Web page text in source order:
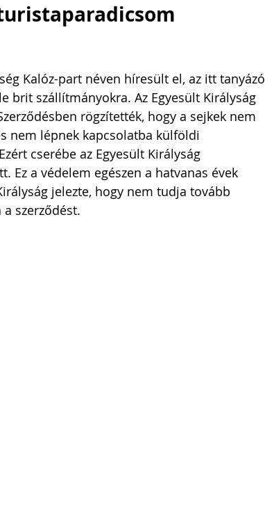
Kalóz-part néven híresült el, az itt tanyázó
brit szállítmányokra. Az Egyesült Királyság
rögzítették, hogy a sejkek nem
nem lépnek kapcsolatba külföldi
cserébe az Egyesült Királyság
Ez a védelem egészen a hatvanas évek
jelezte, hogy nem tudja tovább
szerződést.